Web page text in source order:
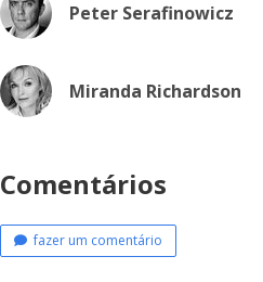
Peter Serafinowicz
Miranda Richardson
Comentários
fazer um comentário